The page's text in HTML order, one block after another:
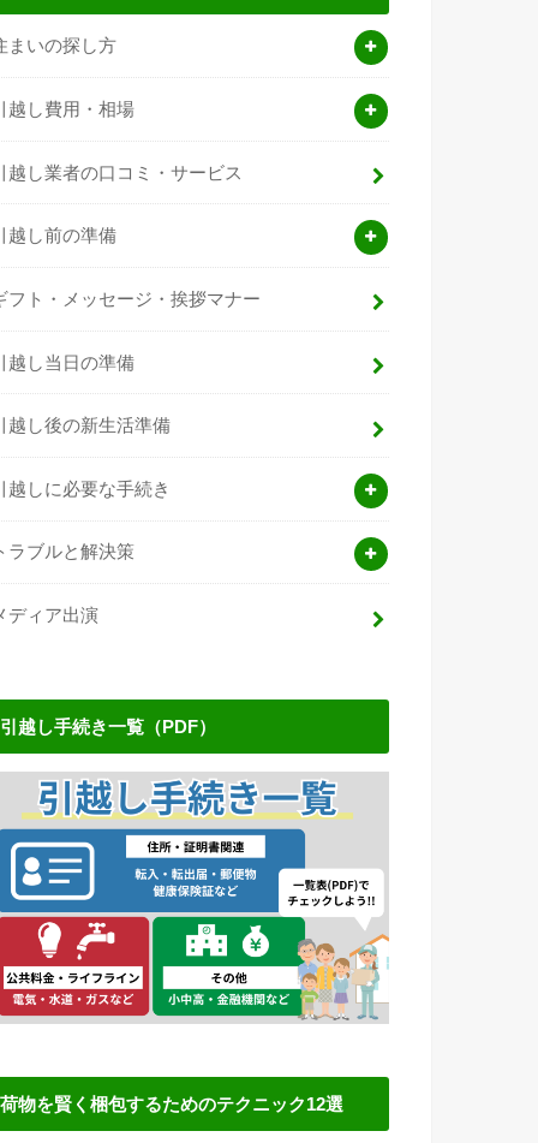
まいの探し方
越し費用・相場
越し業者の口コミ・サービス
越し前の準備
フト・メッセージ・挨拶マナー
越し当日の準備
越し後の新生活準備
越しに必要な手続き
ラブルと解決策
ディア出演
引越し手続き一覧（PDF）
荷物を賢く梱包するためのテクニック12選